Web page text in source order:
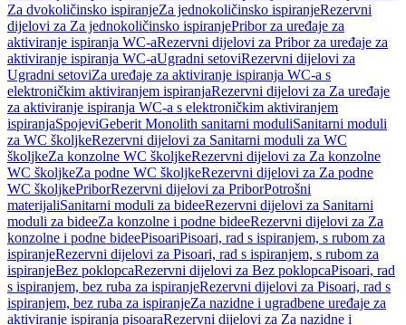
Za dvokoličinsko ispiranjeZa jednokoličinsko ispiranjeRezervni
dijelovi za Za jednokoličinsko ispiranjePribor za uređaje za
aktiviranje ispiranja WC-aRezervni dijelovi za Pribor za uređaje za
aktiviranje ispiranja WC-aUgradni setoviRezervni dijelovi za
Ugradni setoviZa uređaje za aktiviranje ispiranja WC-a s
elektroničkim aktiviranjem ispiranjaRezervni dijelovi za Za uređaje
za aktiviranje ispiranja WC-a s elektroničkim aktiviranjem
ispiranjaSpojeviGeberit Monolith sanitarni moduliSanitarni moduli
za WC školjkeRezervni dijelovi za Sanitarni moduli za WC
školjkeZa konzolne WC školjkeRezervni dijelovi za Za konzolne
WC školjkeZa podne WC školjkeRezervni dijelovi za Za podne
WC školjkePriborRezervni dijelovi za PriborPotrošni
materijaliSanitarni moduli za bideeRezervni dijelovi za Sanitarni
moduli za bideeZa konzolne i podne bideeRezervni dijelovi za Za
konzolne i podne bideePisoariPisoari, rad s ispiranjem, s rubom za
ispiranjeRezervni dijelovi za Pisoari, rad s ispiranjem, s rubom za
ispiranjeBez poklopcaRezervni dijelovi za Bez poklopcaPisoari, rad
s ispiranjem, bez ruba za ispiranjeRezervni dijelovi za Pisoari, rad s
ispiranjem, bez ruba za ispiranjeZa nazidne i ugradbene uređaje za
aktiviranje ispiranja pisoaraRezervni dijelovi za Za nazidne i